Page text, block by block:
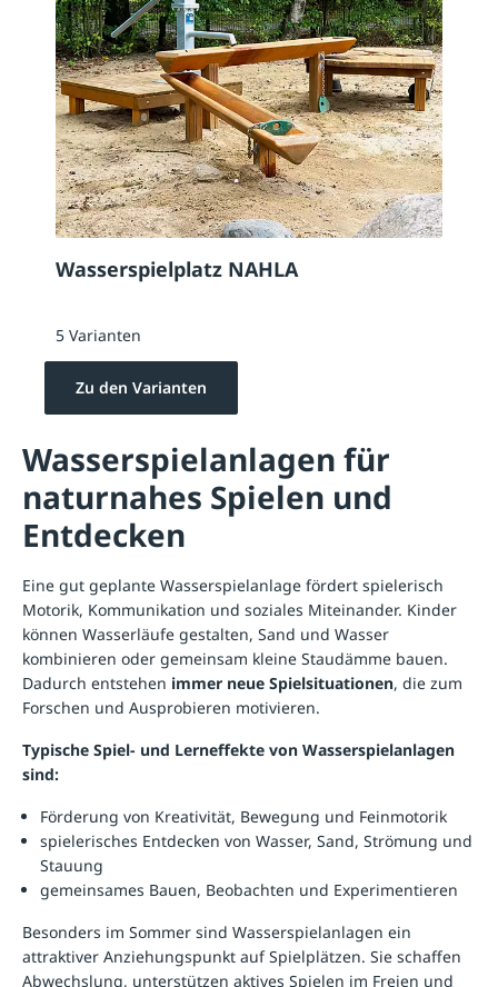
Wasserspielplatz NAHLA
5 Varianten
Zu den Varianten
Wasserspielanlagen für
naturnahes Spielen und
Entdecken
Eine gut geplante Wasserspielanlage fördert spielerisch
Motorik, Kommunikation und soziales Miteinander. Kinder
können Wasserläufe gestalten, Sand und Wasser
kombinieren oder gemeinsam kleine Staudämme bauen.
Dadurch entstehen immer neue Spielsituationen, die zum
Forschen und Ausprobieren motivieren.
Typische Spiel- und Lerneffekte von Wasserspielanlagen
sind:
Förderung von Kreativität, Bewegung und Feinmotorik
spielerisches Entdecken von Wasser, Sand, Strömung und
Stauung
gemeinsames Bauen, Beobachten und Experimentieren
Besonders im Sommer sind Wasserspielanlagen ein
attraktiver Anziehungspunkt auf Spielplätzen. Sie schaffen
Abwechslung, unterstützen aktives Spielen im Freien und